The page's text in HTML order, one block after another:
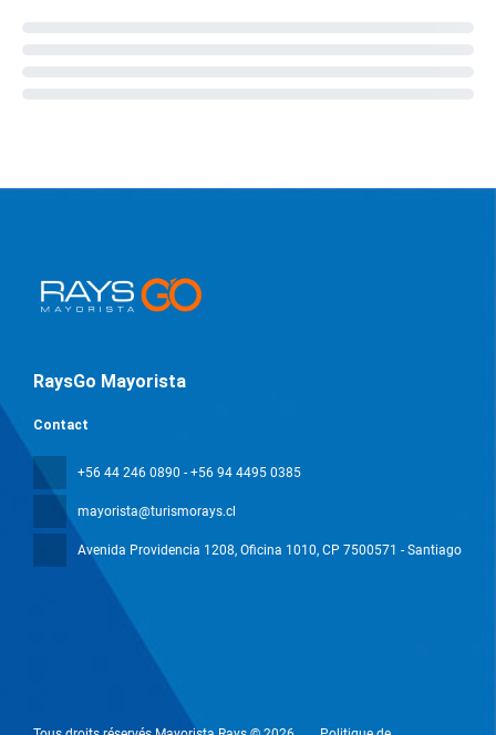
RaysGo Mayorista
Contact
+56 44 246 0890 - +56 94 4495 0385
mayorista@turismorays.cl
Avenida Providencia 1208, Oficina 1010, CP 7500571 - Santiago